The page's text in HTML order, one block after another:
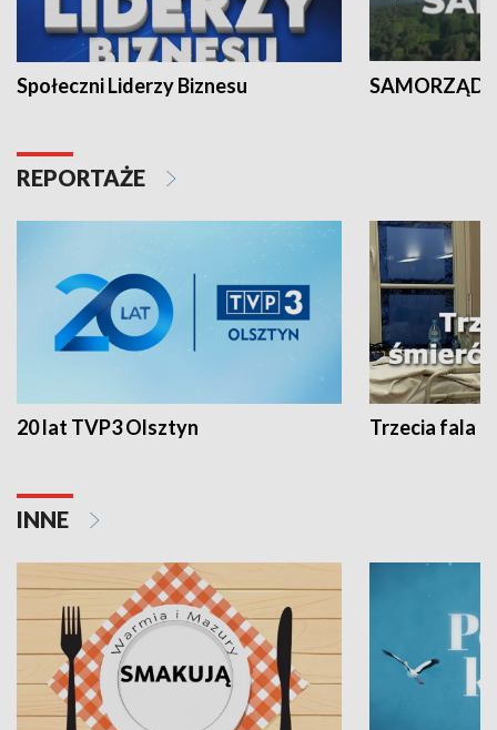
Społeczni Liderzy Biznesu SAMORZĄD
REPORTAŻE
20 lat TVP3 Olsztyn Trzecia fala -
INNE